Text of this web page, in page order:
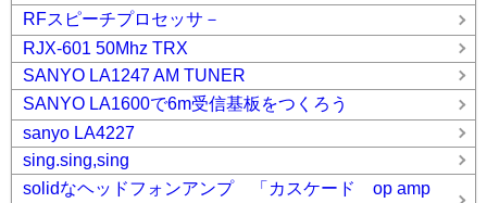
RFスピーチプロセッサ－
RJX-601 50Mhz TRX
SANYO LA1247 AM TUNER
SANYO LA1600で6m受信基板をつくろう
sanyo LA4227
sing.sing,sing
solidなヘッドフォンアンプ 「カスケード op amp